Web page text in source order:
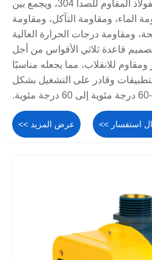
عالي الأداء مصنوع من الفولاذ المقاوم للصدأ 304، ويجمع بين
الماء، ومقاومة التآكل، ومقاومة
ومقاومة درجات الحرارة العالية
قاعدة ثلاثي الأقواس من أجل
للانقلاب، مما يجعله مناسبًا
وقادر على التشغيل بشكل
عرض المزيد >> استفسار >>